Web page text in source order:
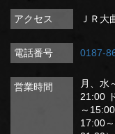
アクセス ＪＲ
電話番号 0187-
営業時間
月、水
21:00
～
17:00